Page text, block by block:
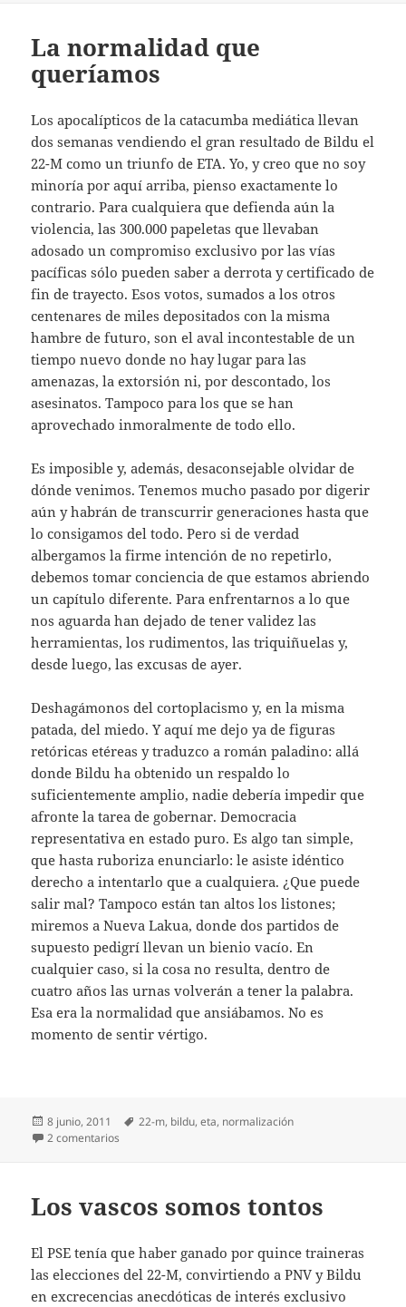
La normalidad que
queríamos
Los apocalípticos de la catacumba mediática llevan
dos semanas vendiendo el gran resultado de Bildu el
22-M como un triunfo de ETA. Yo, y creo que no soy
minoría por aquí arriba, pienso exactamente lo
contrario. Para cualquiera que defienda aún la
violencia, las 300.000 papeletas que llevaban
adosado un compromiso exclusivo por las vías
pacíficas sólo pueden saber a derrota y certificado de
fin de trayecto. Esos votos, sumados a los otros
centenares de miles depositados con la misma
hambre de futuro, son el aval incontestable de un
tiempo nuevo donde no hay lugar para las
amenazas, la extorsión ni, por descontado, los
asesinatos. Tampoco para los que se han
aprovechado inmoralmente de todo ello.
Es imposible y, además, desaconsejable olvidar de
dónde venimos. Tenemos mucho pasado por digerir
aún y habrán de transcurrir generaciones hasta que
lo consigamos del todo. Pero si de verdad
albergamos la firme intención de no repetirlo,
debemos tomar conciencia de que estamos abriendo
un capítulo diferente. Para enfrentarnos a lo que
nos aguarda han dejado de tener validez las
herramientas, los rudimentos, las triquiñuelas y,
desde luego, las excusas de ayer.
Deshagámonos del cortoplacismo y, en la misma
patada, del miedo. Y aquí me dejo ya de figuras
retóricas etéreas y traduzco a román paladino: allá
donde Bildu ha obtenido un respaldo lo
suficientemente amplio, nadie debería impedir que
afronte la tarea de gobernar. Democracia
representativa en estado puro. Es algo tan simple,
que hasta ruboriza enunciarlo: le asiste idéntico
derecho a intentarlo que a cualquiera. ¿Que puede
salir mal? Tampoco están tan altos los listones;
miremos a Nueva Lakua, donde dos partidos de
supuesto pedigrí llevan un bienio vacío. En
cualquier caso, si la cosa no resulta, dentro de
cuatro años las urnas volverán a tener la palabra.
Esa era la normalidad que ansiábamos. No es
momento de sentir vértigo.
Publicado
el
8 junio, 2011 Etiquetas
22-m, bildu,eta, normalización
2 comentarios
Los vascos somos tontos
El PSE tenía que haber ganado por quince traineras
las elecciones del 22-M, convirtiendo a PNV y Bildu
en excrecencias anecdóticas de interés exclusivo